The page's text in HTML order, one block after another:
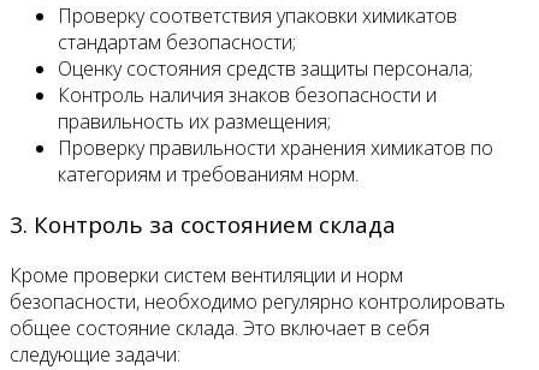
Проверку соответствия упаковки химикатов
стандартам безопасности;
Оценку состояния средств защиты персонала;
Контроль наличия знаков безопасности и
правильность их размещения;
Проверку правильности хранения химикатов по
категориям и требованиям норм.
3. Контроль за состоянием склада
Кроме проверки систем вентиляции и норм
безопасности, необходимо регулярно контролировать
общее состояние склада. Это включает в себя
следующие задачи: